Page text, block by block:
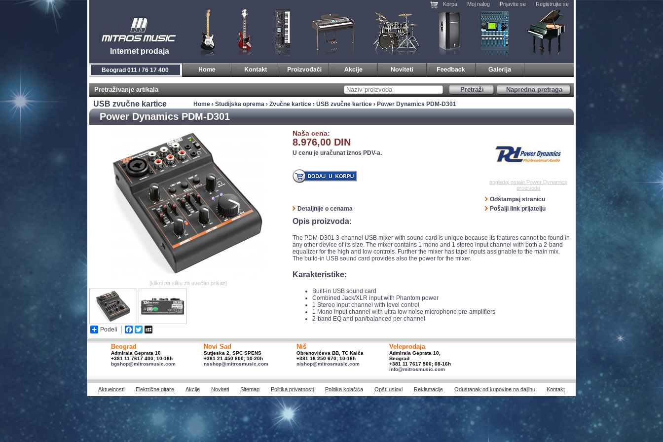
Internet prodaja
Korpa Moj nalog Prijavite se Registrujte se
Beograd 011 / 76 17 400
Pretraživanje artikala Napredna pretraga
Pretraži
USB zvučne kartice Home › Studijska oprema › Zvučne kartice › USB zvučne kartice › Power Dynamics PDM-D301
Power Dynamics PDM-D301
[klikni na sliku za uvećan prikaz]
Podeli Facebook
Twitter
Naša cena:
8.976,00 DIN
U cenu je uračunat iznos PDV-a.
pogledaj ostale Power Dynamics
proizvode
Odštampaj stranicu
Detaljnije o cenama
Pošalji link prijatelju
Opis proizvoda:
The PDM-D301 3-channel USB mixer with sound card is unique because its features cannot be found in
any other device of its size. The mixer contains 1 mono and 1 stereo input channel with both a 2-band
equalizer for the high and low controls. Further the mixer has tape inputs assignable to the main mix.
The build-in USB sound card provides also the power for the mixer.
Karakteristike:
Built-in USB sound card
Combined Jack/XLR input with Phantom power
1 Stereo input channel with level control
1 Mono input channel with ultra low noise microphone pre-amplifiers
2-band EQ and pan/balanced per channel
Beograd
Admirala Geprata 10
+381 11 7617 400; 10-18h
bgshop@mitrosmusic.com
Novi Sad
Sutjeska 2, SPC SPENS
+381 21 450 800; 10-20h
nsshop@mitrosmusic.com
Niš
Obrenovićeva BB, TC Kalča
+381 18 250 670; 10-18h
nishop@mitrosmusic.com
Veleprodaja
Admirala Geprata 10,
Beograd
+381 11 7617 500; 08-16h
info@mitrosmusic.com
Aktuelnosti Električne gitare Akcije Noviteti Sitemap Politika privatnosti Politika kolačića Opšti uslovi Reklamacije Odustanak od kupovine na daljinu Kontakt